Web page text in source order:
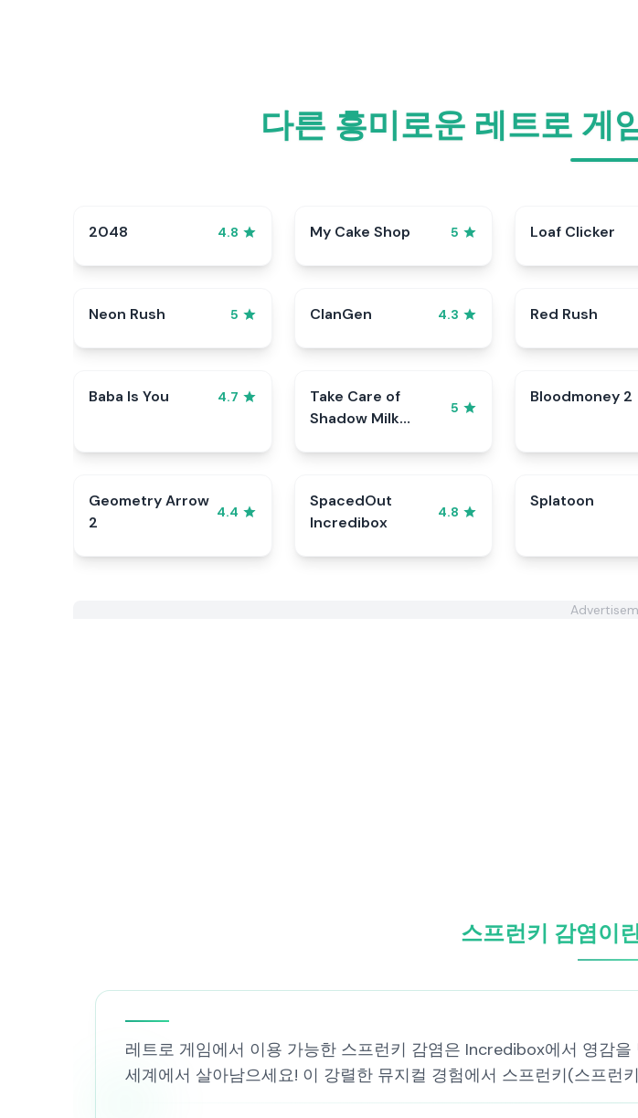
다른 흥미로운 레트로 게
2048 4.8 My Cake Shop 5 Loaf Clicker
Neon Rush 5 ClanGen 4.3 Red Rush
Baba Is You 4.7
Take Care of
Shadow Milk
5
Bloodmoney 2
Geometry Arrow
2
4.4
SpacedOut
Incredibox
4.8
Splatoon
스프런키 감염이
레트로 게임에서 이용 가능한 스프런키 감염은 Incredibox에서 영감
세계에서 살아남으세요! 이 강렬한 뮤지컬 경험에서 스프런키(스프런